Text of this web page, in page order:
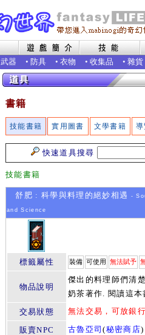
武器 • 防具 • 衣物 • 收集品 • 雜貨
書籍
技能書籍 實用圖書 文學書籍
快速道具搜尋
技能書籍
舒肥 : 科學與料理的絕妙相遇 -
and Science
標籤屬性 裝備 可使用 無法賦予
物品說明
傑出的料理師們清
奶茶著作. 閱讀這
交易狀態
無法交易，可放銀
販賣NPC 古魯亞司(秘密商店)